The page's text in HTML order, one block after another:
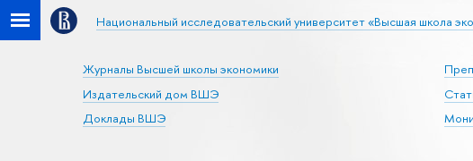
Национальный исследовательский университет «Высшая школа
Журналы Высшей школы экономики
Издательский дом ВШЭ
Доклады ВШЭ